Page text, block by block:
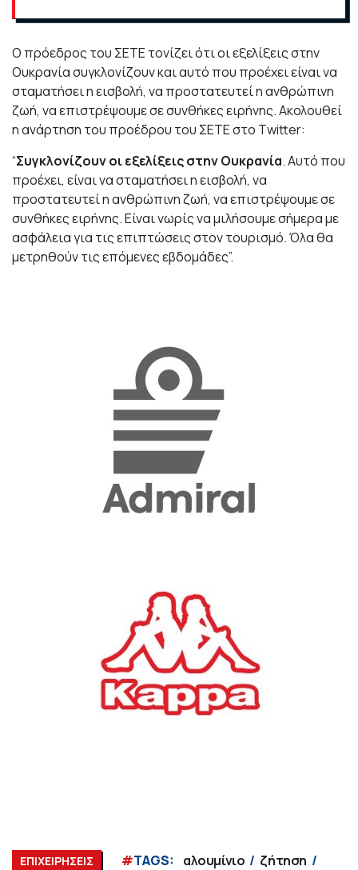
Ο πρόεδρος του ΣΕΤΕ τονίζει ότι οι εξελίξεις στην
Ουκρανία συγκλονίζουν και αυτό που προέχει είναι να
σταματήσει η εισβολή, να προστατευτεί η ανθρώπινη
ζωή, να επιστρέψουμε σε συνθήκες ειρήνης. Ακολουθεί
η ανάρτηση του προέδρου του ΣΕΤΕ στο Τwitter:
“Συγκλονίζουν οι εξελίξεις στην Ουκρανία. Αυτό που
προέχει, είναι να σταματήσει η εισβολή, να
προστατευτεί η ανθρώπινη ζωή, να επιστρέψουμε σε
συνθήκες ειρήνης. Είναι νωρίς να μιλήσουμε σήμερα με
ασφάλεια για τις επιπτώσεις στον τουρισμό. Όλα θα
μετρηθούν τις επόμενες εβδομάδες”.
ΕΠΙΧΕΙΡΗΣΕΙΣ #TAGS: αλουμίνιο
ζήτηση